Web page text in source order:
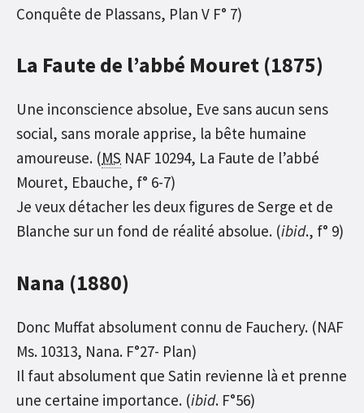
Conquête de Plassans, Plan V F° 7)
La Faute de l’abbé Mouret (1875)
Une inconscience absolue, Eve sans aucun sens
social, sans morale apprise, la bête humaine
amoureuse. (MS NAF 10294, La Faute de l’abbé
Mouret, Ebauche, f° 6-7)
Je veux détacher les deux figures de Serge et de
Blanche sur un fond de réalité absolue. (ibid., f° 9)
Nana (1880)
Donc Muffat absolument connu de Fauchery. (NAF
Ms. 10313, Nana. F°27- Plan)
Il faut absolument que Satin revienne là et prenne
une certaine importance. (ibid. F°56)